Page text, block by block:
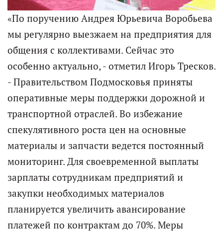
«По поручению Андрея Юрьевича Воробьева
мы регулярно выезжаем на предприятия для
общения с коллективами. Сейчас это
особенно актуально, - отметил Игорь Тресков.
- Правительством Подмосковья приняты
оперативные меры поддержки дорожной и
транспортной отраслей. Во избежание
спекулятивного роста цен на основные
материалы и запчасти ведется постоянный
мониторинг. Для своевременной выплаты
зарплаты сотрудникам предприятий и
закупки необходимых материалов
планируется увеличить авансирование
платежей по контрактам до 70%. Меры